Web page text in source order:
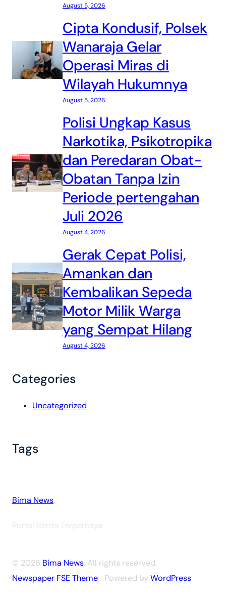
August 5, 2026
Cipta Kondusif, Polsek
Wanaraja Gelar
Operasi Miras di
Wilayah Hukumnya
August 5, 2026
Polisi Ungkap Kasus
Narkotika, Psikotropika
dan Peredaran Obat-
Obatan Tanpa Izin
Periode pertengahan
Juli 2026
August 4, 2026
Gerak Cepat Polisi,
Amankan dan
Kembalikan Sepeda
Motor Milik Warga
yang Sempat Hilang
August 4, 2026
Categories
Uncategorized
Tags
Bima News
Portal Berita Terpercaya
© 2026 Bima News. All rights reserved.
Newspaper FSE Theme ⋅ Powered by WordPress